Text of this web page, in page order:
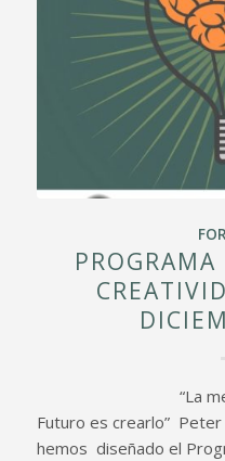
“La mejor
Futuro es crearlo”
hemos diseñado el